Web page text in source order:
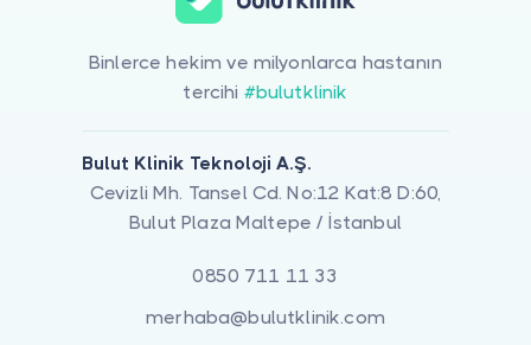
Binlerce hekim ve milyonlarca hastanın
tercihi #bulutklinik
Bulut Klinik Teknoloji A.Ş.
Cevizli Mh. Tansel Cd. No:12 Kat:8 D:60,
Bulut Plaza Maltepe / İstanbul
0850 711 11 33
merhaba@bulutklinik.com